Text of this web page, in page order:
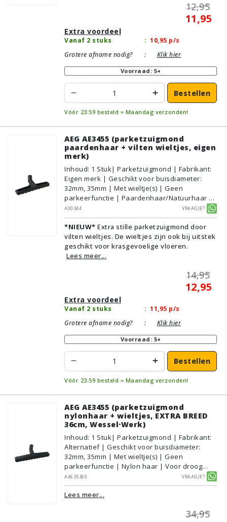
12,95
11,95
Extra voordeel
Vanaf 2 stuks : 10,95 p/s
Grotere afname nodig?
: Klik hier
Voorraad: 5+
Bestellen
Vóór 23:59 besteld = Maandag verzonden!
AEG AE3455 (parketzuigmond
paardenhaar + vilten wieltjes, eigen
merk)
Inhoud: 1 Stuk| Parketzuigmond | Fabrikant:
Eigen merk | Geschikt voor buisdiameter:
32mm, 35mm | Met wieltje(s) | Geen
parkeerfunctie | Paardenhaar/Natuurhaar |
Voor droog gebruik | Breedte: 30cm | Zonder
verlichting | Zonder kliksysteem | Zwart |
Alternatief | Geschikt voor vloertype:
Plavuizen/Tegels, Parket/Laminaat, PVC/Vinyl
A00344 Vraagje?
*NIEUW* Extra stille parketzuigmond door
vilten wieltjes. De wieltjes zijn ook bij uitstek
geschikt voor krasgevoelige vloeren.
Lees meer...
14,95
12,95
Extra voordeel
Vanaf 2 stuks : 11,95 p/s
Grotere afname nodig?
: Klik hier
Voorraad: 5+
Bestellen
Vóór 23:59 besteld = Maandag verzonden!
AEG AE3455 (parketzuigmond
nylonhaar + wieltjes, EXTRA BREED
36cm, Wessel·Werk)
Inhoud: 1 Stuk| Parketzuigmond | Fabrikant:
Alternatief | Geschikt voor buisdiameter:
32mm, 35mm | Met wieltje(s) | Geen
parkeerfunctie | Nylon haar | Voor droog
gebruik | Breedte: 36cm | Zonder verlichting |
Zonder kliksysteem | Zwart | Wessel·Werk |
Geschikt voor vloertype: Plavuizen/Tegels,
A4635360 Vraagje?
Lees meer...
34,95